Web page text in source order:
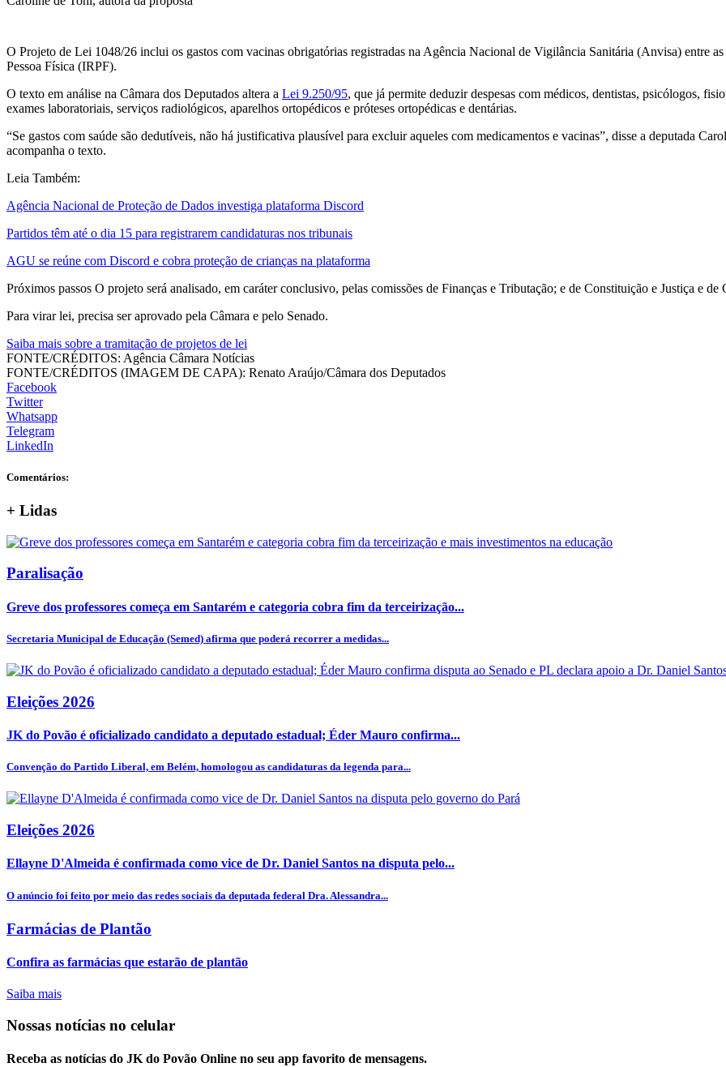
O Projeto de Lei 1048/26 inclui os gastos com vacinas obrigatórias registradas na Agência Nacional de Vigilância Sanitária (Anvisa) entre
Pessoa Física (IRPF).
O texto em análise na Câmara dos Deputados altera a Lei 9.250/95, que já permite deduzir despesas com médicos, dentistas, psicólogos,
exames laboratoriais, serviços radiológicos, aparelhos ortopédicos e próteses ortopédicas e dentárias.
“Se gastos com saúde são dedutíveis, não há justificativa plausível para excluir aqueles com medicamentos e vacinas”, disse a deputada
acompanha o texto.
Leia Também:
Agência Nacional de Proteção de Dados investiga plataforma Discord
Partidos têm até o dia 15 para registrarem candidaturas nos tribunais
AGU se reúne com Discord e cobra proteção de crianças na plataforma
Próximos passos O projeto será analisado, em caráter conclusivo, pelas comissões de Finanças e Tributação; e de Constituição e Justiça e de
Para virar lei, precisa ser aprovado pela Câmara e pelo Senado.
Saiba mais sobre a tramitação de projetos de lei
FONTE/CRÉDITOS: Agência Câmara Notícias
FONTE/CRÉDITOS (IMAGEM DE CAPA): Renato Araújo/Câmara dos Deputados
Facebook
Twitter
Whatsapp
Telegram
LinkedIn
Comentários:
+ Lidas
Paralisação
Greve dos professores começa em Santarém e categoria cobra fim da terceirização...
Secretaria Municipal de Educação (Semed) afirma que poderá recorrer a medidas...
Eleições 2026
JK do Povão é oficializado candidato a deputado estadual; Éder Mauro confirma...
Convenção do Partido Liberal, em Belém, homologou as candidaturas da legenda para...
Eleições 2026
Ellayne D'Almeida é confirmada como vice de Dr. Daniel Santos na disputa pelo...
O anúncio foi feito por meio das redes sociais da deputada federal Dra. Alessandra...
Farmácias de Plantão
Confira as farmácias que estarão de plantão
Saiba mais
Nossas notícias no celular
Receba as notícias do JK do Povão Online no seu app favorito de mensagens.